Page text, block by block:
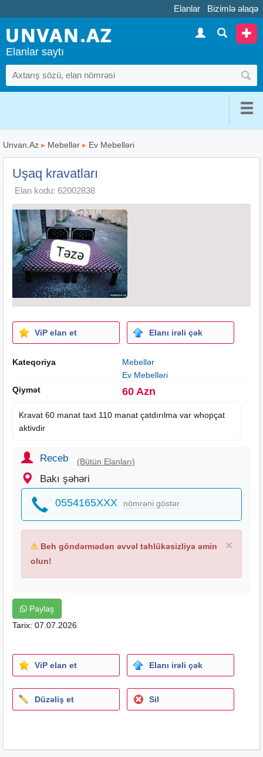
Elanlar Bizimlə əlaqə
Elanlar saytı
Unvan.Az ▸ Mebellər ▸ Ev Mebelləri
Uşaq kravatları
Elan kodu: 62002838
ViP elan et Elanı irəli çək
Kateqoriya
Mebellər
Ev Mebelləri
Qiymət
60 Azn
Kravat 60 manat taxt 110 manat çatdırılma var whopçat
aktivdir
Receb (Bütün Elanları)
Bakı şəhəri
0554165XXX nömrəni göstər
×
⚠ Beh göndərmədən əvvəl təhlükəsizliyə əmin
olun!
Paylaş
Tarix: 07.07.2026
ViP elan et Elanı irəli çək
Düzəliş et Sil